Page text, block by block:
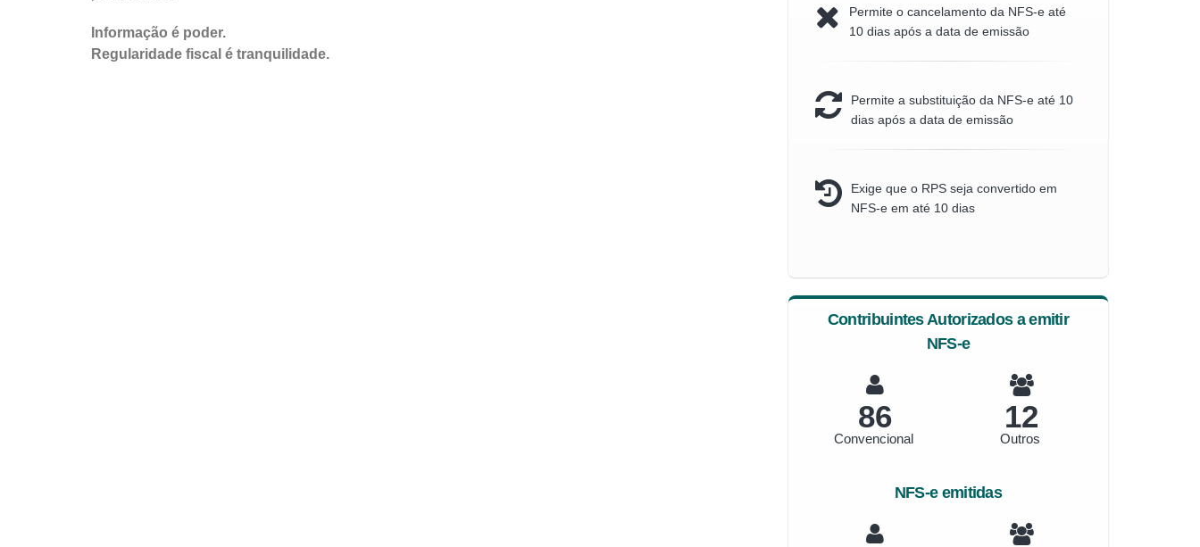
Informação é poder.
Regularidade fiscal é tranquilidade.
Permite o cancelamento da NFS-e até
10 dias após a data de emissão
Permite a substituição da NFS-e até 10
dias após a data de emissão
Exige que o RPS seja convertido em
NFS-e em até 10 dias
Contribuintes Autorizados a emitir
NFS-e
86
Convencional
12
Outros
NFS-e emitidas